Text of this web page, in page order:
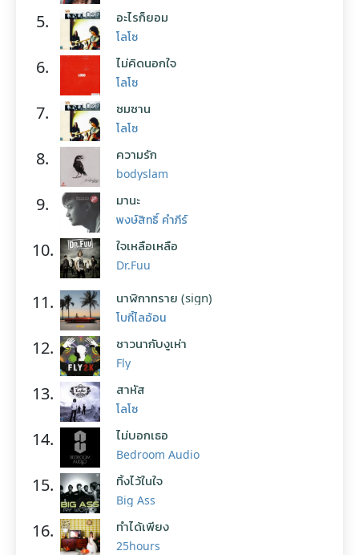
5. อะไรก็ยอม
โลโซ
6. ไม่คิดนอกใจ
โลโซ
7. ซมซาน
โลโซ
8. ความรัก
bodyslam
9. มานะ
พงษ์สิทธิ์ คำภีร์
10. ใจเหลือเหลือ
Dr.Fuu
11. นาฬิกาทราย (sign)
โบกี้ไลอ้อน
12. ชาวนากับงูเห่า
Fly
13. สาหัส
โลโซ
14. ไม่บอกเธอ
Bedroom Audio
15. ทิ้งไว้ในใจ
Big Ass
16. ทำได้เพียง
25hours